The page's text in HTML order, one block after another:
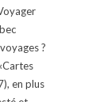
?
en plus